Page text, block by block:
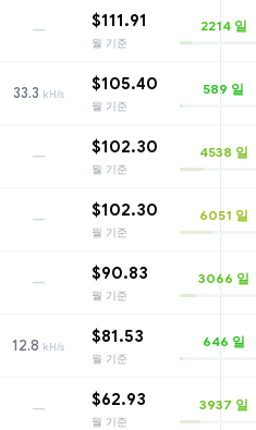
— $111.91
월 기준
2214일
33.3 kH/s
$105.40
월 기준
589 일
— $102.30
월 기준
4538 일
— $102.30
월 기준
6051 일
— $90.83
월 기준
3066 일
12.8 kH/s
$81.53
월 기준
646 일
— $62.93
월 기준
3937 일